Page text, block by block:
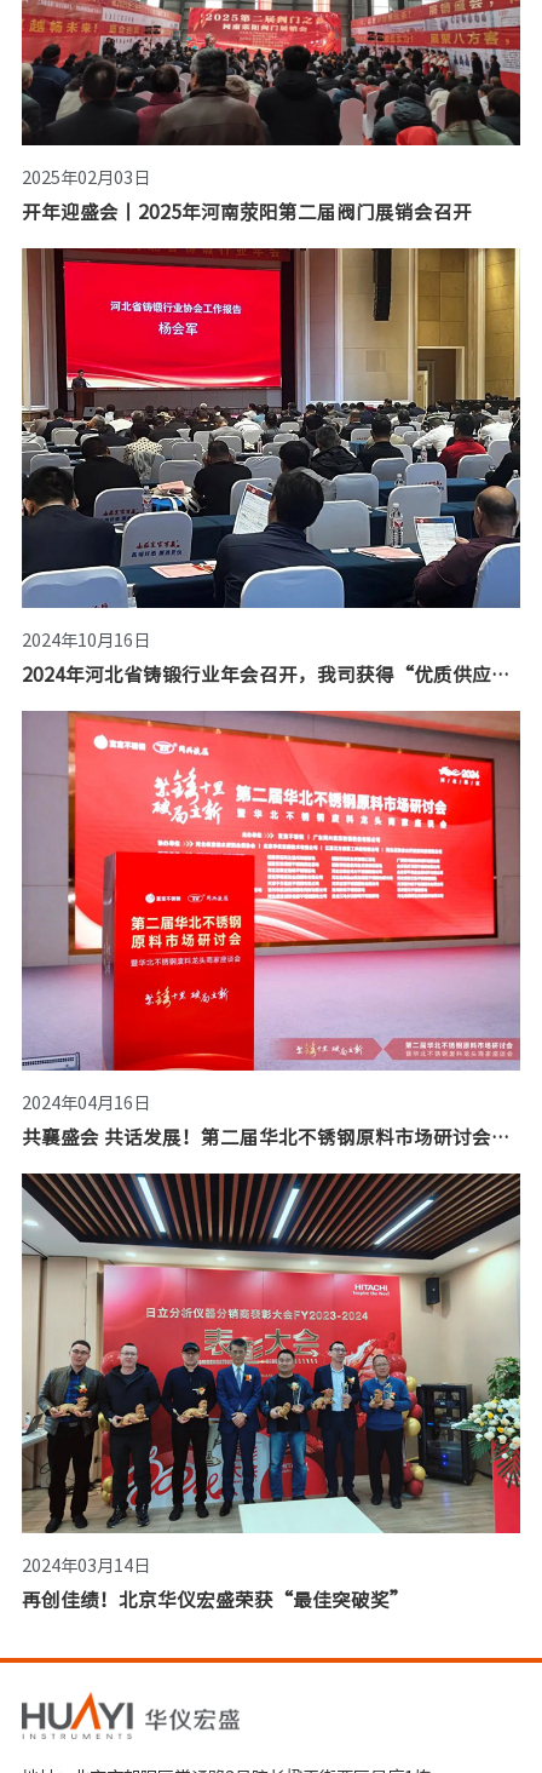
2025年02月03日
开年迎盛会丨2025年河南荥阳第二届阀门展销会召开
2024年10月16日
2024年河北省铸锻行业年会召开，我司获得“优质供应商”荣誉证书
2024年04月16日
共襄盛会 共话发展！第二届华北不锈钢原料市场研讨会隆重召开
2024年03月14日
再创佳绩！北京华仪宏盛荣获“最佳突破奖”